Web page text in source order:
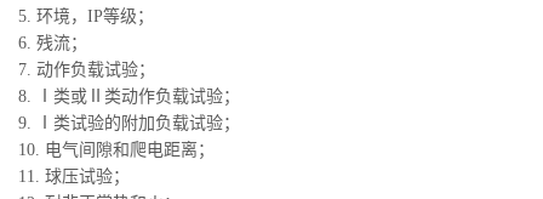
5. 环境，IP等级；
6. 残流；
7. 动作负载试验；
8. Ⅰ类或Ⅱ类动作负载试验；
9. Ⅰ类试验的附加负载试验；
10. 电气间隙和爬电距离；
11. 球压试验；